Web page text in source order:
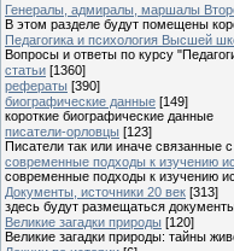
Генералы, адмиралы, маршалы
В этом разделе будут помещены
Педагогика и психология Высшей
Вопросы и ответы по курсу
статьи [1360]
рефераты [390]
биографические данные [149]
короткие биографические данные
писатели-орловцы [123]
Писатели так или иначе связанные
современные подходы к изучению
современные подходы к изучению
Документы, источники 20 век [313]
здесь будут размещаться
Великие загадки природы [120]
Великие загадки природы: тайны